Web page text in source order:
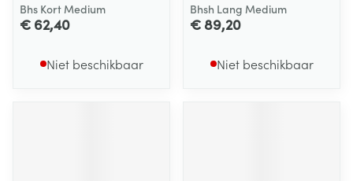
Bhs Kort Medium
€ 62,40
Niet beschikbaar
Bhsh Lang Medium
€ 89,20
Niet beschikbaar